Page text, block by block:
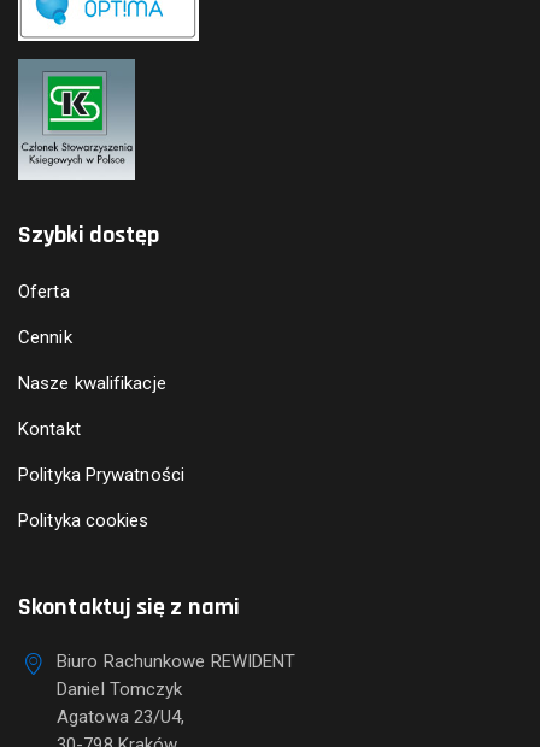
Szybki dostęp
Oferta
Cennik
Nasze kwalifikacje
Kontakt
Polityka Prywatności
Polityka cookies
Skontaktuj się z nami
Biuro Rachunkowe REWIDENT
Daniel Tomczyk
Agatowa 23/U4,